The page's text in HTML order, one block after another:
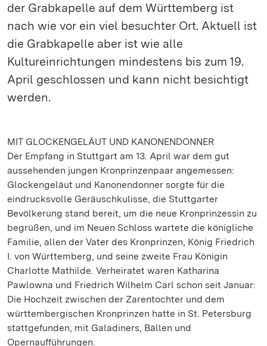
der Grabkapelle auf dem Württemberg ist
nach wie vor ein viel besuchter Ort. Aktuell ist
die Grabkapelle aber ist wie alle
Kultureinrichtungen mindestens bis zum 19.
April geschlossen und kann nicht besichtigt
werden.
MIT GLOCKENGELÄUT UND KANONENDONNER
Der Empfang in Stuttgart am 13. April war dem gut
aussehenden jungen Kronprinzenpaar angemessen:
Glockengeläut und Kanonendonner sorgte für die
eindrucksvolle Geräuschkulisse, die Stuttgarter
Bevölkerung stand bereit, um die neue Kronprinzessin zu
begrüßen, und im Neuen Schloss wartete die königliche
Familie, allen der Vater des Kronprinzen, König Friedrich
I. von Württemberg, und seine zweite Frau Königin
Charlotte Mathilde. Verheiratet waren Katharina
Pawlowna und Friedrich Wilhelm Carl schon seit Januar:
Die Hochzeit zwischen der Zarentochter und dem
württembergischen Kronprinzen hatte in St. Petersburg
stattgefunden, mit Galadiners, Bällen und
Opernaufführungen.